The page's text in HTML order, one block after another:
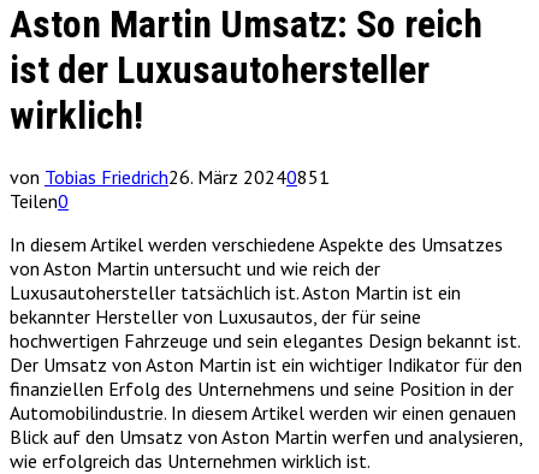
Aston Martin Umsatz: So reich
ist der Luxusautohersteller
wirklich!
von Tobias Friedrich26. März 20240851
Teilen0
In diesem Artikel werden verschiedene Aspekte des Umsatzes
von Aston Martin untersucht und wie reich der
Luxusautohersteller tatsächlich ist. Aston Martin ist ein
bekannter Hersteller von Luxusautos, der für seine
hochwertigen Fahrzeuge und sein elegantes Design bekannt ist.
Der Umsatz von Aston Martin ist ein wichtiger Indikator für den
finanziellen Erfolg des Unternehmens und seine Position in der
Automobilindustrie. In diesem Artikel werden wir einen genauen
Blick auf den Umsatz von Aston Martin werfen und analysieren,
wie erfolgreich das Unternehmen wirklich ist.